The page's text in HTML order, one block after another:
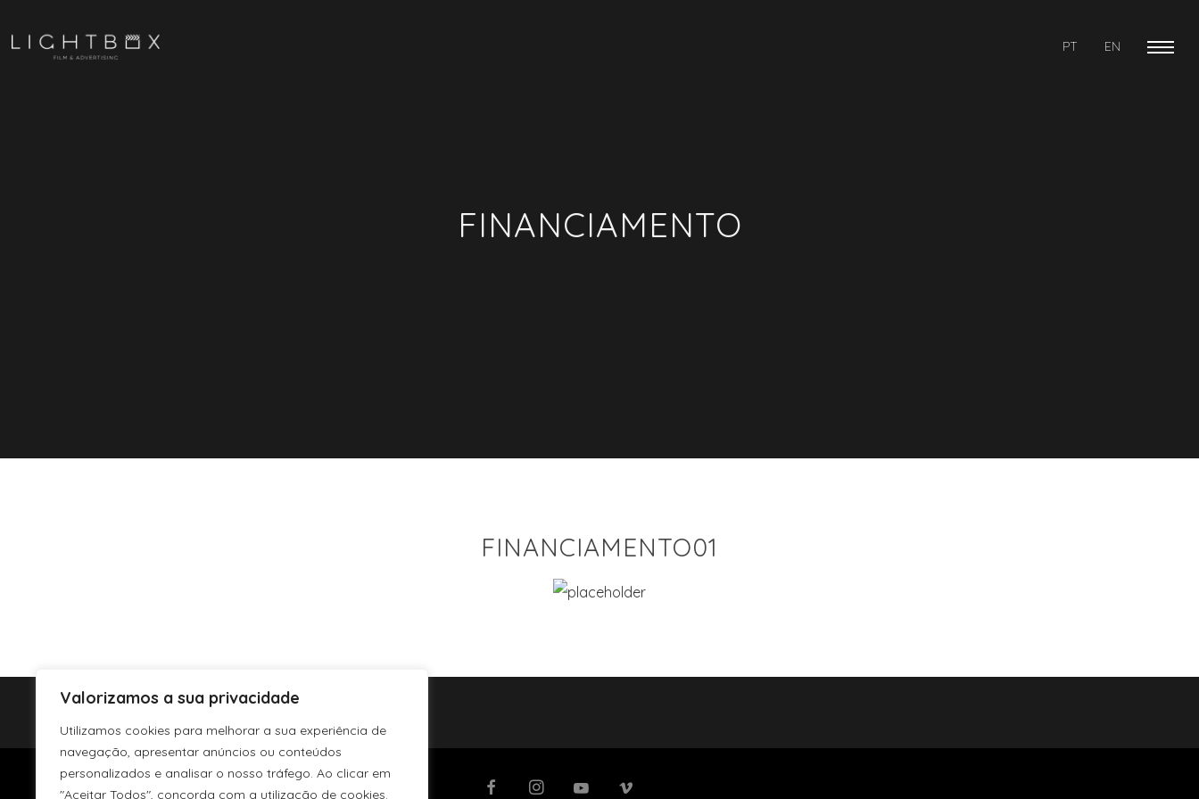
Valorizamos a sua privacidade
Utilizamos cookies para melhorar a sua experiência de
navegação, apresentar anúncios ou conteúdos
personalizados e analisar o nosso tráfego. Ao clicar em
"Aceitar Todos", concorda com a utilização de cookies.
PT EN
FINANCIAMENTO
FINANCIAMENTO01